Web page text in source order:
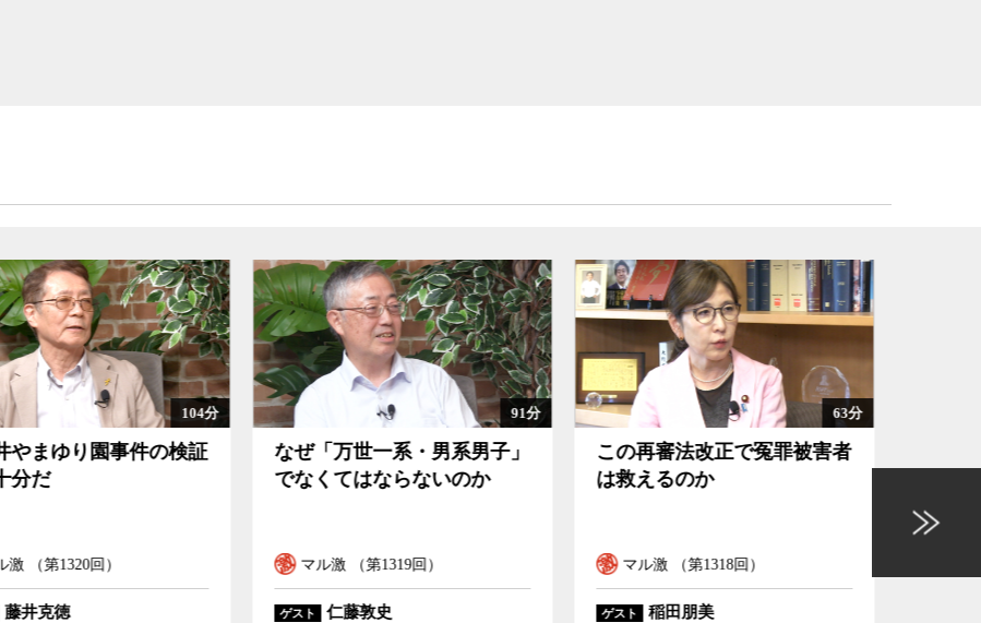
91分
万世一系・男系男子」
てはならないのか
激 （第1319回）
仁藤敦史
63分
この再審法改正で冤罪被害者
は救えるのか
マル激 （第1318回）
ゲスト 稲田朋美
102分
日本が金利のある時代に戻る
ということの意味
マル激 （第1317回）
ゲスト 中空麻奈
ル